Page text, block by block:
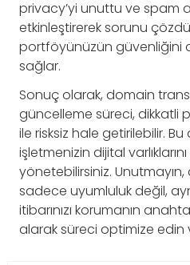
privacy’yi unuttu ve spam
etkinleştirerek sorunu
portföyünüzün güvenliğini
sağlar.
Sonuç olarak, domain
güncelleme süreci, dikkatli
ile risksiz hale getirilebilir. Bu
işletmenizin dijital
yönetebilirsiniz.
sadece uyumluluk değil,
itibarınızı korumanın
alarak süreci optimize edin